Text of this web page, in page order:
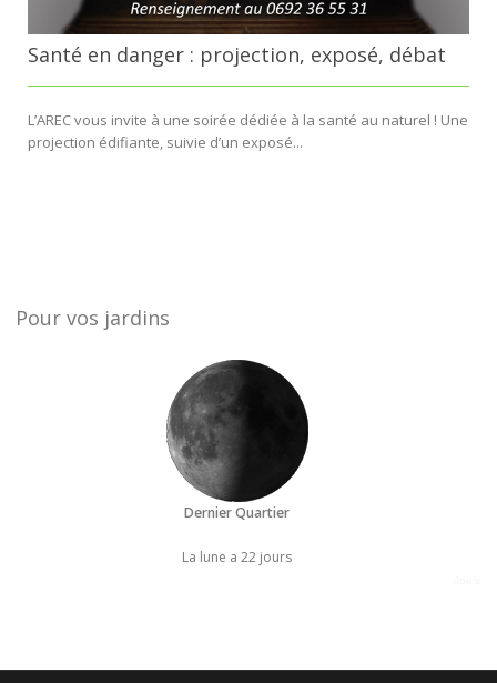
Santé en danger : projection, exposé, débat
L’AREC vous invite à une soirée dédiée à la santé au naturel ! Une
projection édifiante, suivie d’un exposé...
Pour vos jardins
Dernier Quartier
La lune a 22 jours